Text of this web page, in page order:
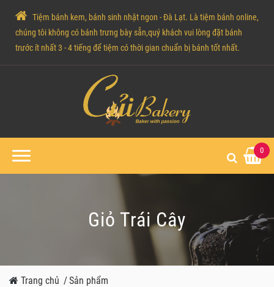
Tiệm bánh kem, bánh sinh nhật ngon - Đà Lạt. Là tiệm bánh online,
chúng tôi không có bánh trưng bày sẵn,quý khách vui lòng đặt bánh
trước ít nhất 3 - 4 tiếng để tiệm có thời gian chuẩn bị bánh tốt nhất.
0
Giỏ Trái Cây
Trang chủ /Sản phẩm